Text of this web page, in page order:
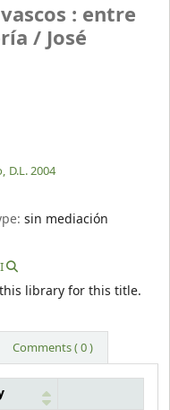
: entre
/ José
D.L. 2004
sin mediación
library for this title.
Comments ( 0 )